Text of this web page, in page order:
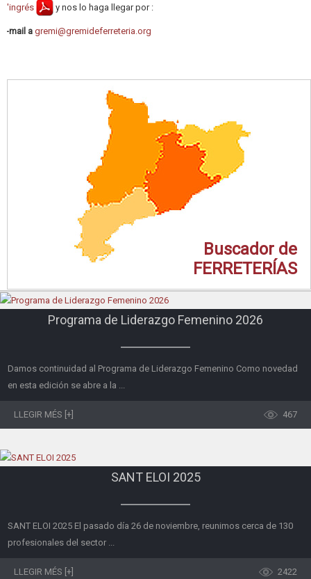
d'ingrés
y nos lo haga llegar por :
e-mail a gremi@gremideferreteria.org
Buscador de
FERRETERÍAS
Programa de Liderazgo Femenino 2026
Damos continuidad al Programa de Liderazgo Femenino Como novedad
en esta edición se abre a la ...
LLEGIR MÉS [+] 467
SANT ELOI 2025
SANT ELOI 2025 El pasado día 26 de noviembre, reunimos cerca de 130
profesionales del sector ...
LLEGIR MÉS [+] 2422